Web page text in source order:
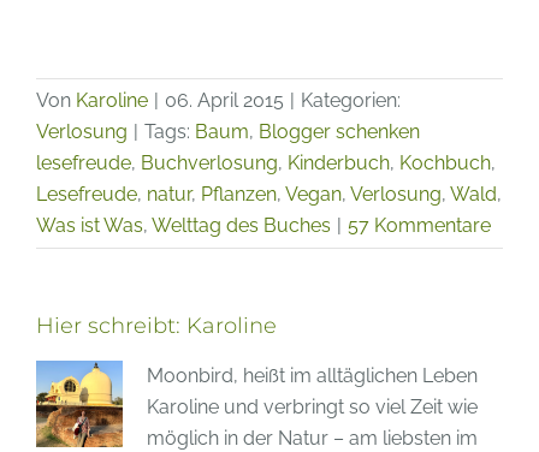
Von Karoline 06. April 2015
Kategorien:
Verlosung
Tags: Baum, Blogger schenken
lesefreude, Buchverlosung, Kinderbuch, Kochbuch,
Lesefreude, natur, Pflanzen, Vegan, Verlosung, Wald,
Was ist Was, Welttag des Buches 57 Kommentare
Hier schreibt: Karoline
Moonbird, heißt im alltäglichen Leben
Karoline und verbringt so viel Zeit wie
möglich in der Natur – am liebsten im